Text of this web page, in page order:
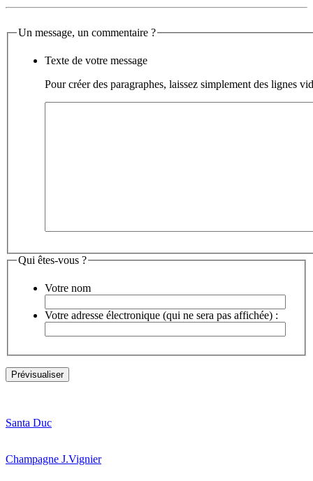
Un message, un commentaire ?
Texte de votre message
Pour créer des paragraphes, laissez simplement des lignes
Qui êtes-vous ?
Votre nom
Votre adresse électronique (qui ne sera pas affichée) :
Santa Duc
Champagne J.Vignier